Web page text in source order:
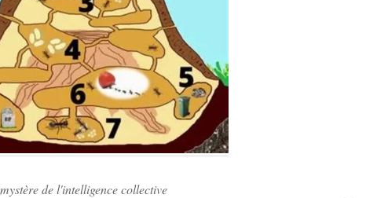
de l'intelligence collective